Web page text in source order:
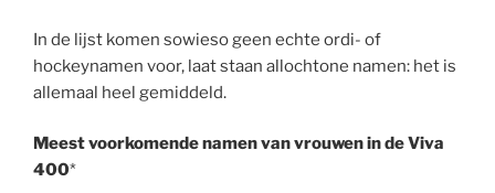
In de lijst komen sowieso geen echte ordi- of
hockeynamen voor, laat staan allochtone namen: het is
allemaal heel gemiddeld.
Meest voorkomende namen van vrouwen in de Viva
400*